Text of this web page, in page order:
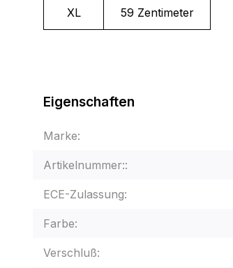
XL 59 Zentimeter
Eigenschaften
Marke:
Artikelnummer::
ECE-Zulassung:
Farbe:
Verschluß: